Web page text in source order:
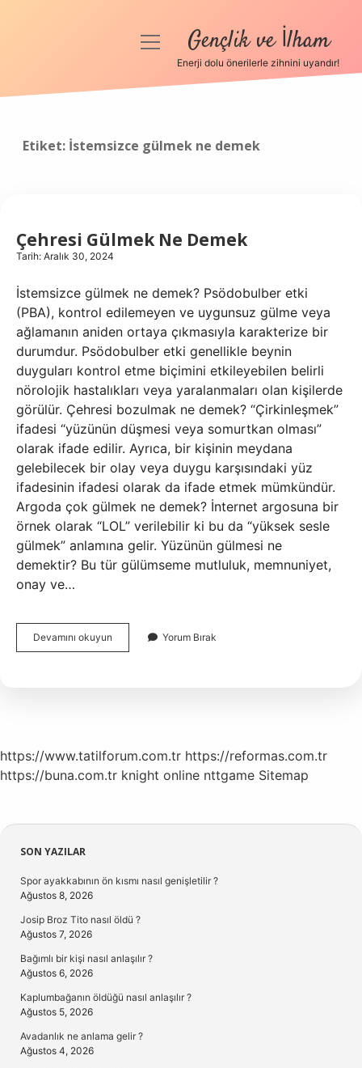
Anasayfa
menüyüGençlik ve İlham
Enerji dolu önerilerle zihnini uyandır!
Etiket: İstemsizce gülmek ne demek
Çehresi Gülmek Ne Demek
Tarih: Aralık 30, 2024
İstemsizce gülmek ne demek? Psödobulber etki
(PBA), kontrol edilemeyen ve uygunsuz gülme veya
ağlamanın aniden ortaya çıkmasıyla karakterize bir
durumdur. Psödobulber etki genellikle beynin
duyguları kontrol etme biçimini etkileyebilen belirli
nörolojik hastalıkları veya yaralanmaları olan kişilerde
görülür. Çehresi bozulmak ne demek? “Çirkinleşmek”
ifadesi “yüzünün düşmesi veya somurtkan olması”
olarak ifade edilir. Ayrıca, bir kişinin meydana
gelebilecek bir olay veya duygu karşısındaki yüz
ifadesinin ifadesi olarak da ifade etmek mümkündür.
Argoda çok gülmek ne demek? İnternet argosuna bir
örnek olarak “LOL” verilebilir ki bu da “yüksek sesle
gülmek” anlamına gelir. Yüzünün gülmesi ne
demektir? Bu tür gülümseme mutluluk, memnuniyet,
onay ve…
Devamını okuyun
Gülmek
Yorum Bırak
https://www.tatilforum.com.tr https://reformas.com.tr
https://buna.com.tr knight online nttgame Sitemap
Sidebar
SON YAZILAR
Spor ayakkabının ön kısmı nasıl genişletilir ?
Ağustos 8, 2026
Josip Broz Tito nasıl öldü ?
Ağustos 7, 2026
Bağımlı bir kişi nasıl anlaşılır ?
Ağustos 6, 2026
Kaplumbağanın öldüğü nasıl anlaşılır ?
Ağustos 5, 2026
Avadanlık ne anlama gelir ?
Ağustos 4, 2026